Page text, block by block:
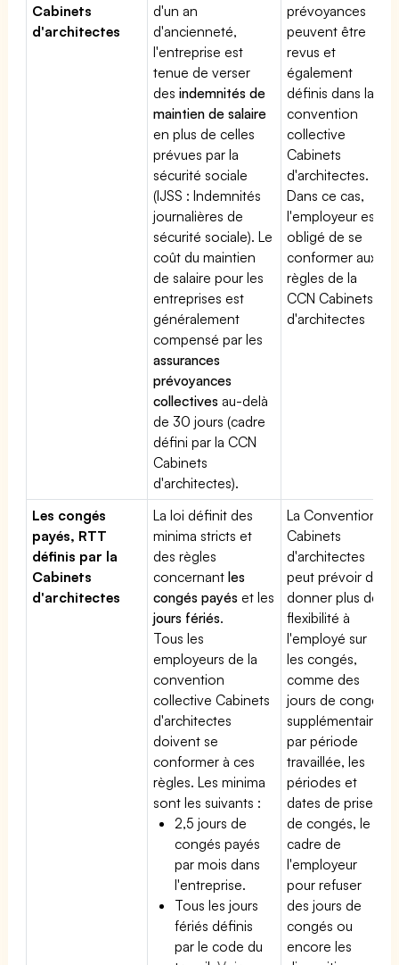
Cabinets
d'architectes
d'un an
d'ancienneté,
l'entreprise est
tenue de verser
desindemnités de
maintien de salaire
en plus de celles
prévues par la
sécurité sociale
(IJSS : Indemnités
journalières de
sécurité sociale). Le
coût du maintien
de salaire pour les
entreprises est
généralement
compensé par les
assurances
prévoyances
collectives au-delà
de 30 jours (cadre
défini par la CCN
Cabinets
d'architectes).
prévoyances
peuvent être
revus et
également
définis dans la
convention
collective
Cabinets
d'architectes.
Dans ce cas,
l'employeur est
obligé de se
conformer aux
règles de la
CCN Cabinets
d'architectes
Les congés
payés, RTT
définis par la
Cabinets
d'architectes
La loi définit des
minima stricts et
des règles
concernantles
congés payés et les
jours fériés.
Tous les
employeurs de la
convention
collective Cabinets
d'architectes
doivent se
conformer à ces
règles. Les minima
sont les suivants :
2,5 jours de
congés payés
par mois dans
l'entreprise.
Tous les jours
fériés définis
par le code du
La Convention
Cabinets
d'architectes
peut prévoir de
donner plus de
flexibilité à
l'employé sur
les congés,
comme des
jours de congé
supplémentaires
par période
travaillée, les
périodes et
dates de prise
de congés, le
cadre de
l'employeur
pour refuser
des jours de
congés ou
encore les